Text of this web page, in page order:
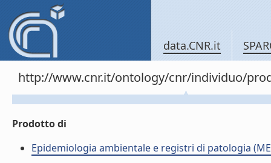
data.CNR.it
http://www.cnr.it/ontology/cnr/individuo/
Prodotto di
Epidemiologia ambientale e registri di patologia